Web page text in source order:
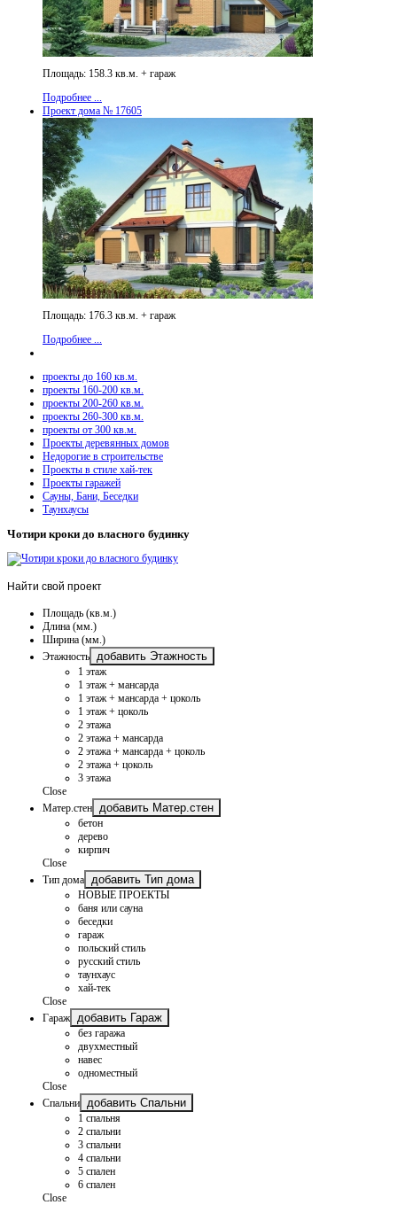
Площадь: 158.3 кв.м. + гараж
Подробнее ...
Проект дома № 17605
Площадь: 176.3 кв.м. + гараж
Подробнее ...
проекты до 160 кв.м.
проекты 160-200 кв.м.
проекты 200-260 кв.м.
проекты 260-300 кв.м.
проекты от 300 кв.м.
Проекты деревянных домов
Недорогие в строительстве
Проекты в стиле хай-тек
Проекты гаражей
Сауны, Бани, Беседки
Таунхаусы
Чотири кроки до власного будинку
Найти свой проект
Площадь (кв.м.)
Длина (мм.)
Ширина (мм.)
Этажность
добавить Этажность
1 этаж
1 этаж + мансарда
1 этаж + мансарда + цоколь
1 этаж + цоколь
2 этажа
2 этажа + мансарда
2 этажа + мансарда + цоколь
2 этажа + цоколь
3 этажа
Close
Матер.стен
добавить Матер.стен
бетон
дерево
кирпич
Close
Тип дома
добавить Тип дома
НОВЫЕ ПРОЕКТЫ
баня или сауна
беседки
гараж
польский стиль
русский стиль
таунхаус
хай-тек
Close
Гараж
добавить Гараж
без гаража
двухместный
навес
одноместный
Close
Спальни
добавить Спальни
1 спальня
2 спальни
3 спальни
4 спальни
5 спален
6 спален
Close